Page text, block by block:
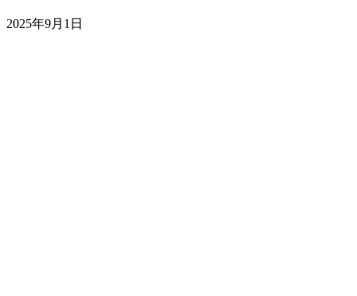
2025年9月1日